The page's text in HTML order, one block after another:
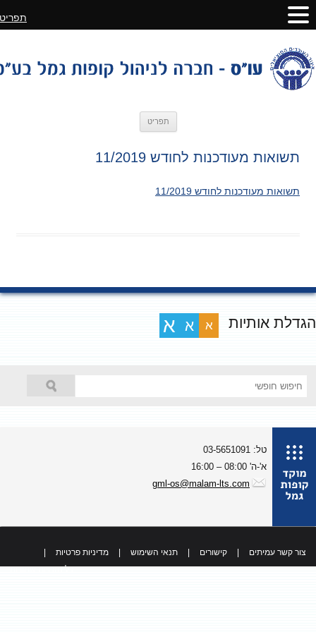
תפריט
תשואות מעודכנות לחודש 11/2019
תשואות מעודכנות לחודש 11/2019
אותיות א א א
טל: 03-5651091
א'-ה' 08:00 – 16:00
gml-os@malam-lts.com
צור קשר עמיתים קישורים תנאי השימוש מדיניות פרטיות
כל הזכויות שמורות
תפריט